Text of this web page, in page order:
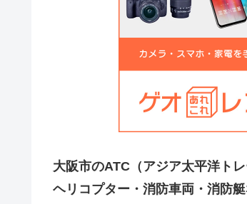
大阪市のATC（アジア太平洋ト
ヘリコプター・消防車両・消防